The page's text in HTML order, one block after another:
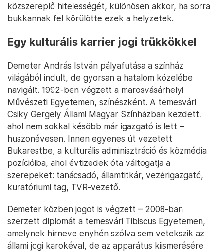
közszereplő hitelességét, különösen akkor, ha sorra
bukkannak fel körülötte ezek a helyzetek.
Egy kulturális karrier jogi trükkökkel
Demeter András István pályafutása a színház
világából indult, de gyorsan a hatalom közelébe
navigált. 1992-ben végzett a marosvásárhelyi
Művészeti Egyetemen, színészként. A temesvári
Csiky Gergely Állami Magyar Színházban kezdett,
ahol nem sokkal később már igazgató is lett –
huszonévesen. Innen egyenes út vezetett
Bukarestbe, a kulturális adminisztráció és közmédia
pozícióiba, ahol évtizedek óta váltogatja a
szerepeket: tanácsadó, államtitkár, vezérigazgató,
kuratóriumi tag, TVR-vezető.
Demeter közben jogot is végzett – 2008-ban
szerzett diplomát a temesvári Tibiscus Egyetemen,
amelynek hírneve enyhén szólva sem vetekszik az
állami jogi karokéval, de az apparátus kiismerésére